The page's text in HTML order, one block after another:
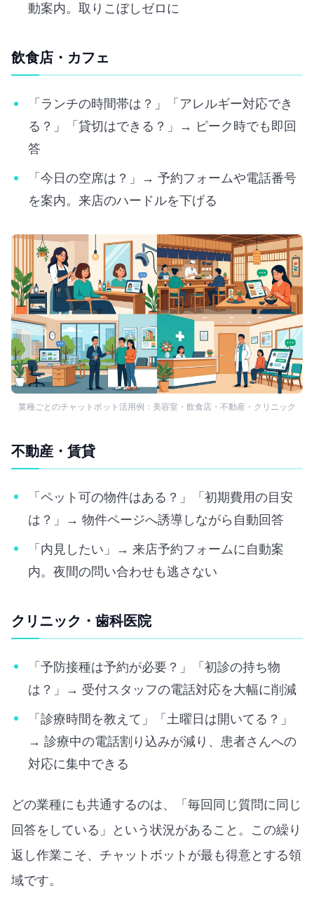
動案内。取りこぼしゼロに
飲食店・カフェ
「ランチの時間帯は？」「アレルギー対応でき
る？」「貸切はできる？」→ ピーク時でも即回
答
「今日の空席は？」→ 予約フォームや電話番号
を案内。来店のハードルを下げる
業種ごとのチャットボット活用例：美容室・飲食店・不動産・クリニック
不動産・賃貸
「ペット可の物件はある？」「初期費用の目安
は？」→ 物件ページへ誘導しながら自動回答
「内見したい」→ 来店予約フォームに自動案
内。夜間の問い合わせも逃さない
クリニック・歯科医院
「予防接種は予約が必要？」「初診の持ち物
は？」→ 受付スタッフの電話対応を大幅に削減
「診療時間を教えて」「土曜日は開いてる？」
→ 診療中の電話割り込みが減り、患者さんへの
対応に集中できる
どの業種にも共通するのは、「毎回同じ質問に同じ
回答をしている」という状況があること。この繰り
返し作業こそ、チャットボットが最も得意とする領
域です。